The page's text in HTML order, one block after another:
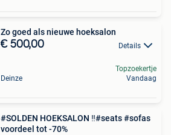
Zo goed als nieuwe hoeksalon
€ 500,00 Details
Deinze
Topzoekertje
Vandaag
#SOLDEN HOEKSALON ‼️#seats #sofas
voordeel tot -70%